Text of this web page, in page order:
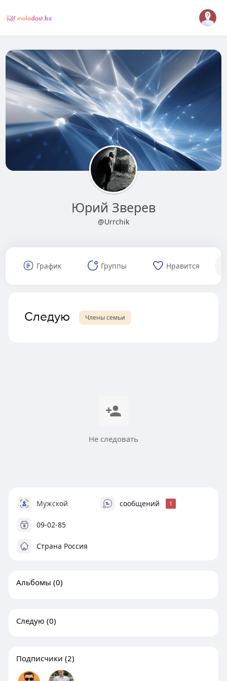
Юрий Зверев
@Urrchik
График Группы Нравится
Следую Члены семьи
Не следовать
Мужской сообщений 1
09-02-85
Страна Россия
Альбомы (0)
Следую (0)
Подписчики (2)